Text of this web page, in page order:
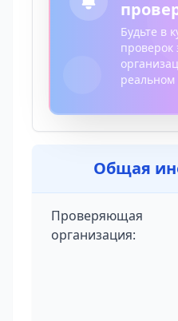
Будьте в
проверок
Общая
Проверяющая
организация: